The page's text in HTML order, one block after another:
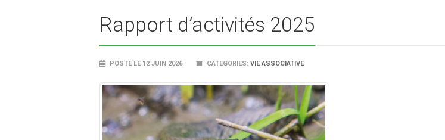
Rapport d’activités 2025
POSTÉ LE 12 JUIN 2026 CATEGORIES: VIE ASSOCIATIVE